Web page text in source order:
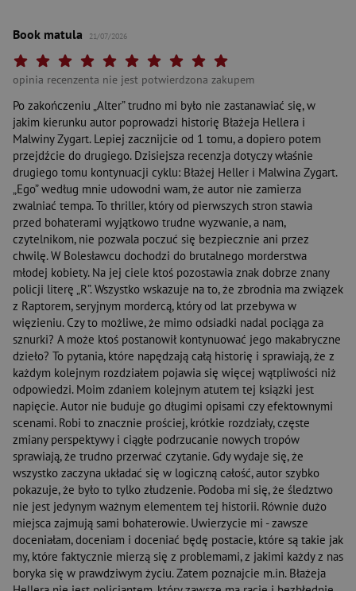
Book matula 21/07/2026
Twoja ocena: Arcydzieło
Twoja ocena: Wybitna 9/10"
Twoja ocena: Rewelacyjna 8/10"
Twoja ocena: Bardzo dobra 7/10"
Twoja ocena: Dobra 6/10"
Twoja ocena: Przeciętna 5/10"
Twoja ocena: Może być 4/10"
Twoja ocena: Słaba 3/10"
Twoja ocena: Bardzo słaba 2/10"
Twoja ocena: Beznadziejna 1/10"
opinia recenzenta nie jest potwierdzona zakupem
Po zakończeniu „Alter” trudno mi było nie zastanawiać się, w
jakim kierunku autor poprowadzi historię Błażeja Hellera i
Malwiny Zygart. Lepiej zacznijcie od 1 tomu, a dopiero potem
przejdźcie do drugiego. Dzisiejsza recenzja dotyczy właśnie
drugiego tomu kontynuacji cyklu: Błażej Heller i Malwina Zygart.
„Ego” według mnie udowodni wam, że autor nie zamierza
zwalniać tempa. To thriller, który od pierwszych stron stawia
przed bohaterami wyjątkowo trudne wyzwanie, a nam,
czytelnikom, nie pozwala poczuć się bezpiecznie ani przez
chwilę. W Bolesławcu dochodzi do brutalnego morderstwa
młodej kobiety. Na jej ciele ktoś pozostawia znak dobrze znany
policji literę „R”. Wszystko wskazuje na to, że zbrodnia ma związek
z Raptorem, seryjnym mordercą, który od lat przebywa w
więzieniu. Czy to możliwe, że mimo odsiadki nadal pociąga za
sznurki? A może ktoś postanowił kontynuować jego makabryczne
dzieło? To pytania, które napędzają całą historię i sprawiają, że z
każdym kolejnym rozdziałem pojawia się więcej wątpliwości niż
odpowiedzi. Moim zdaniem kolejnym atutem tej książki jest
napięcie. Autor nie buduje go długimi opisami czy efektownymi
scenami. Robi to znacznie prościej, krótkie rozdziały, częste
zmiany perspektywy i ciągłe podrzucanie nowych tropów
sprawiają, że trudno przerwać czytanie. Gdy wydaje się, że
wszystko zaczyna układać się w logiczną całość, autor szybko
pokazuje, że było to tylko złudzenie. Podoba mi się, że śledztwo
nie jest jedynym ważnym elementem tej historii. Równie dużo
miejsca zajmują sami bohaterowie. Uwierzycie mi - zawsze
doceniałam, doceniam i doceniać będę postacie, które są takie jak
my, które faktycznie mierzą się z problemami, z jakimi każdy z nas
boryka się w prawdziwym życiu. Zatem poznajcie m.in. Błażeja